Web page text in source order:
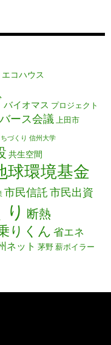
エコハウス
バイオマス プロジェクト
ース会議 上田市
づくり 信州大学
共生空間
球環境基金
市民信託市民出資
断熱
りくん 省エネ
ネット 茅野 薪ボイラー